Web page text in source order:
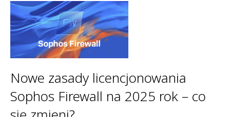
Nowe zasady licencjonowania
Sophos Firewall na 2025 rok – co